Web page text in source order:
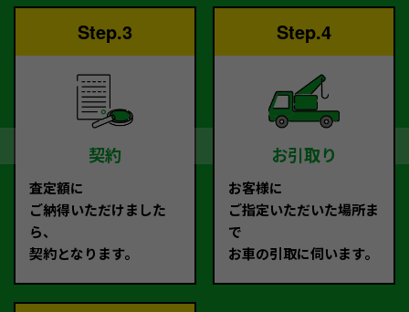
Step.3
契約
査定額に
ご納得いただけました
ら、
契約となります。
Step.4
お引取り
お客様に
ご指定いただいた場所ま
で
お車の引取に伺います。